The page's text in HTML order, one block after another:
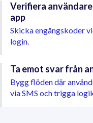
Verifiera
app
Skicka engångskoder
login.
Ta emot svar från
Bygg flöden där
via SMS och trigga